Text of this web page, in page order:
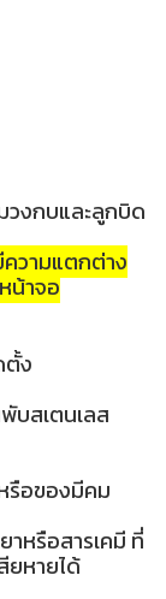
วงกบและลูกบิด
วามแตกต่าง
น้าจอ
ตั้ง
บสเตนเลส
รือของมีคม
าหรือสารเคมี ที่
ยหายได้